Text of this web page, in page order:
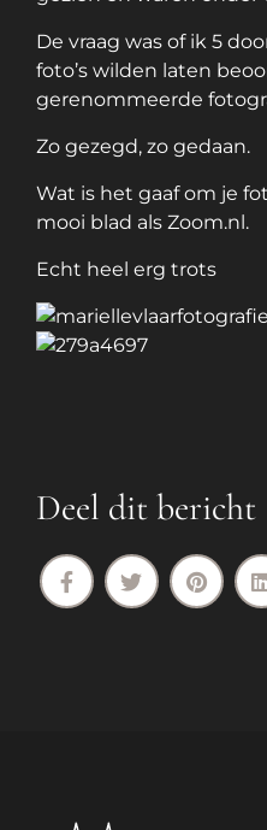
De vraag was of ik 5
foto’s wilden laten
gerenommeerde
Zo gezegd, zo gedaan.
Wat is het gaaf om je
mooi blad als Zoom.nl.
Echt heel erg trots
Deel dit bericht